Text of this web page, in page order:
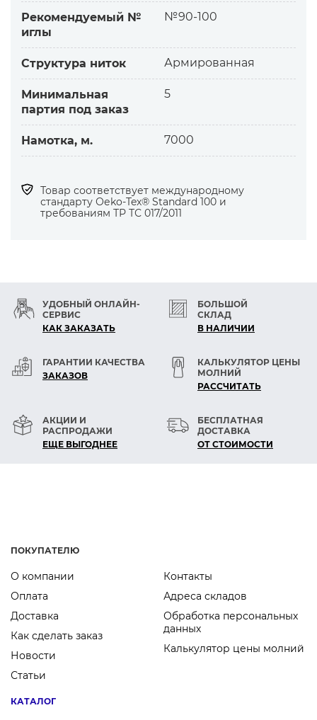
Рекомендуемый №
иглы
№90-100
Структура ниток Армированная
Минимальная
партия под заказ
5
Намотка, м. 7000
Товар соответствует международному
стандарту Оеko-Tex® Standard 100 и
требованиям ТР ТС 017/2011
УДОБНЫЙ ОНЛАЙН-
СЕРВИС
КАК ЗАКАЗАТЬ
БОЛЬШОЙ
СКЛАД
В НАЛИЧИИ
ГАРАНТИИ КАЧЕСТВА
ЗАКАЗОВ
КАЛЬКУЛЯТОР ЦЕНЫ
МОЛНИЙ
РАСCЧИТАТЬ
АКЦИИ И
РАСПРОДАЖИ
ЕЩЕ ВЫГОДНЕЕ
БЕСПЛАТНАЯ
ДОСТАВКА
ОТ СТОИМОСТИ
ПОКУПАТЕЛЮ
О компании
Оплата
Доставка
Как сделать заказ
Новости
Статьи
Контакты
Адреса складов
Обработка персональных
данных
Калькулятор цены молний
КАТАЛОГ